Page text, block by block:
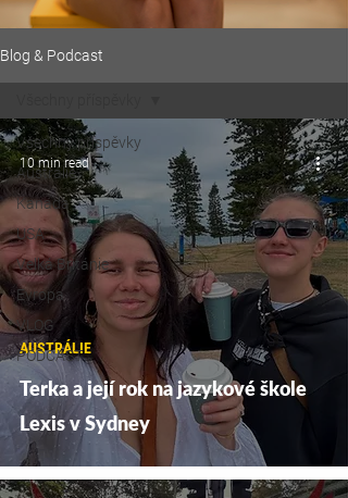
Blog & Podcast
Všechny příspěvky
Austrálie
Kanada
USA
Velká Británie
Evropa
VLOG
PODCAST
Terka a její rok na jazykové škole
Lexis v Sydney
AUSTRÁLIE
10 min read